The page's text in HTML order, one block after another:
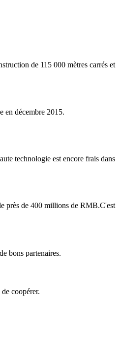
de 115 000 mètres carrés et
en décembre 2015.
technologie est encore frais dans
près de 400 millions de RMB.C'est
bons partenaires.
coopérer.